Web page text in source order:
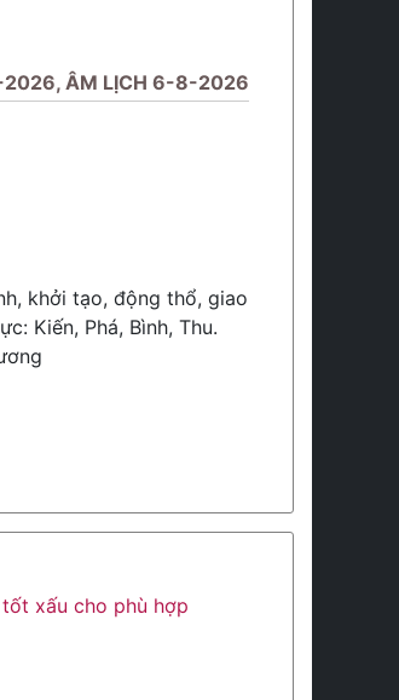
2026, ÂM LỊCH 6-8-2026
khởi tạo, động thổ, giao
Kiến, Phá, Bình, Thu.
xấu cho phù hợp